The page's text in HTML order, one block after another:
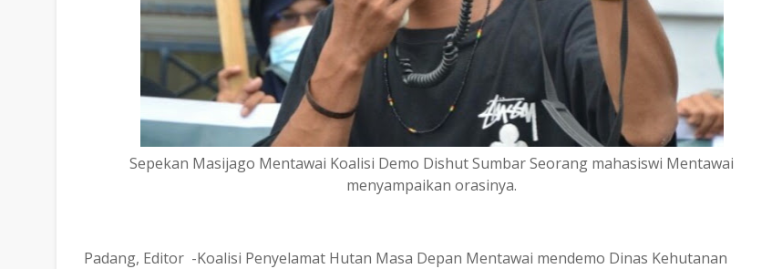
Sepekan Masijago Mentawai Koalisi Demo Dishut Sumbar Seorang mahasiswi Mentawai
menyampaikan orasinya.
Padang, Editor -Koalisi Penyelamat Hutan Masa Depan Mentawai mendemo Dinas Kehutanan